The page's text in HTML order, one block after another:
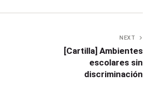
NEXT
[Cartilla] Ambientes
escolares sin
discriminación